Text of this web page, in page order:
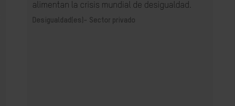
alimentan la crisis mundial de desigualdad.
Desigualdad(es)- Sector privado